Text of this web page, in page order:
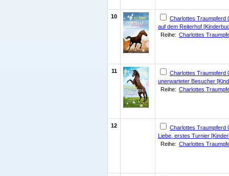
10
Charlottes Traumpferd
auf dem Reiterhof
Reihe: Charlottes
11
Charlottes Traumpferd
unerwarteter Besucher
Reihe: Charlottes
12
Charlottes Traumpferd
Liebe, erstes Turnier
Reihe: Charlottes